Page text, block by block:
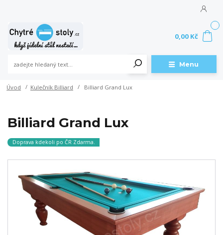
Menu
0,00 Kč
Úvod Kulečník Billiard Billiard Grand Lux
Billiard Grand Lux
Doprava kdekoli po ČR Zdarma.